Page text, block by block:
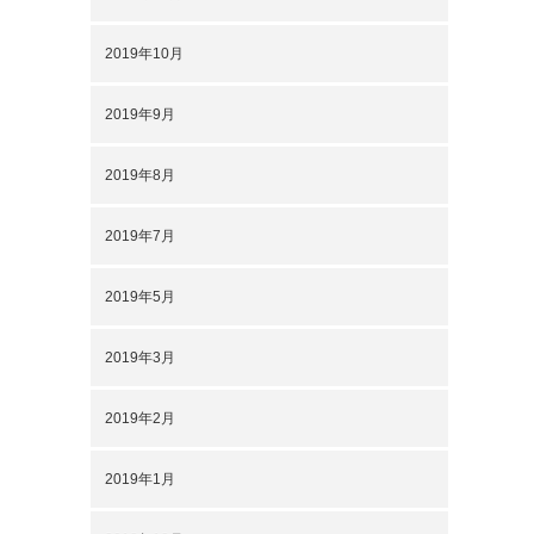
2019年10月
2019年9月
2019年8月
2019年7月
2019年5月
2019年3月
2019年2月
2019年1月